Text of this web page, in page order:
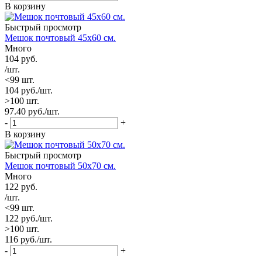
В корзину
Быстрый просмотр
Мешок почтовый 45х60 см.
Много
104 руб.
/шт.
<99 шт.
104 руб./шт.
>100 шт.
97.40 руб./шт.
-
+
В корзину
Быстрый просмотр
Мешок почтовый 50х70 см.
Много
122 руб.
/шт.
<99 шт.
122 руб./шт.
>100 шт.
116 руб./шт.
-
+